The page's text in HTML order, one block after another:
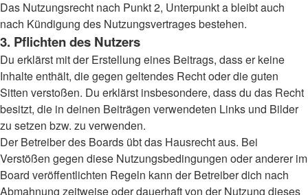
Das Nutzungsrecht nach Punkt 2, Unterpunkt a bleibt auch
nach Kündigung des Nutzungsvertrages bestehen.
3. Pflichten des Nutzers
Du erklärst mit der Erstellung eines Beitrags, dass er keine
Inhalte enthält, die gegen geltendes Recht oder die guten
Sitten verstoßen. Du erklärst insbesondere, dass du das Recht
besitzt, die in deinen Beiträgen verwendeten Links und Bilder
zu setzen bzw. zu verwenden.
Der Betreiber des Boards übt das Hausrecht aus. Bei
Verstößen gegen diese Nutzungsbedingungen oder anderer im
Board veröffentlichten Regeln kann der Betreiber dich nach
Abmahnung zeitweise oder dauerhaft von der Nutzung dieses